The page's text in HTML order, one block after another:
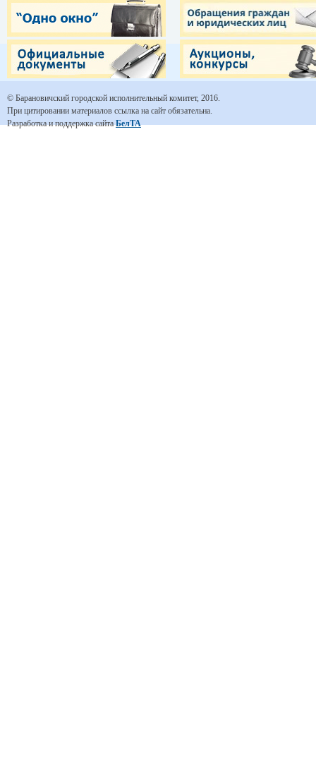
© Барановичский городской исполнительный комитет, 2016.
При цитировании материалов ссылка на сайт обязательна.
Разработка и поддержка сайтаБелТА